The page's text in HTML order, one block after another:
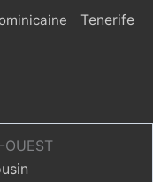
Tenerife
OUEST